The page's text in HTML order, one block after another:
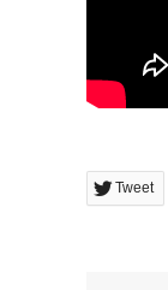
Tweet